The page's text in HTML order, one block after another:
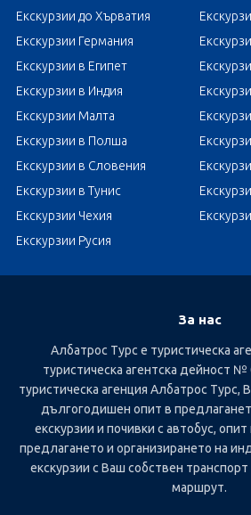
Екскурзии до Хърватия
Екскурзии Германия
Екскурзии в Египет
Екскурзии в Индия
Екскурзии Малта
Екскурзии в Полша
Екскурзии в Словения
Екскурзии в Тунис
Екскурзии Чехия
Екскурзии Русия
За нас
Албатрос Турс е туристическа
туристическа агентска дейност №
туристическа агенция Албатрос Турс,
дългогодишен опит в
екскурзии и почивки с автобус, опит
предлагането и организирането на
екскурзии с Ваш собствен
маршрут.